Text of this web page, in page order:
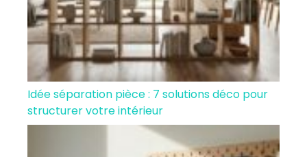
Idée séparation pièce : 7 solutions déco pour
structurer votre intérieur